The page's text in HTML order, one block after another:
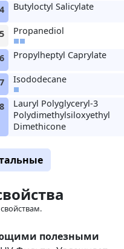
4 Butyloctyl Salicylate
5 Propanediol
6 Propylheptyl Caprylate
7 Isododecane
8
Lauryl Polyglyceryl-3
Polydimethylsiloxyethyl
Dimethicone
полезными